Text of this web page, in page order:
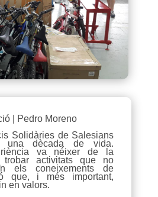
| Pedro Moreno
Solidàries de Salesians
una dècada de vida.
va néixer de la
trobar activitats que no
els coneixements de
que, i més important,
en valors.